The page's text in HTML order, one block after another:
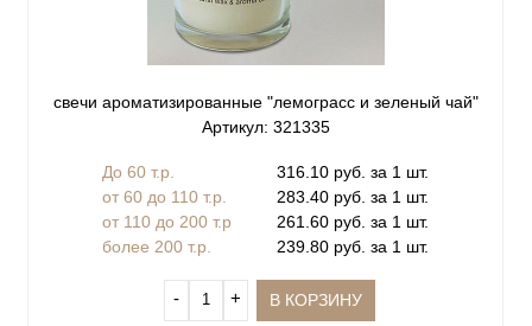
свечи ароматизированные "лемограсс и зеленый чай"
Артикул: 321335
До 60 т.р.
316.10 руб. за 1 шт.
от 60 до 110 т.р.
283.40 руб. за 1 шт.
от 110 до 200 т.р
261.60 руб. за 1 шт.
более 200 т.р.
239.80 руб. за 1 шт.
‐ + В КОРЗИНУ